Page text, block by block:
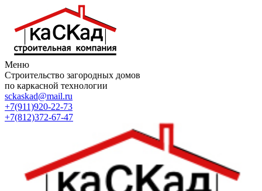
Меню
Строительство загородных домов
по каркасной технологии
sckaskad@mail.ru
+7(911)920-22-73
+7(812)372-67-47